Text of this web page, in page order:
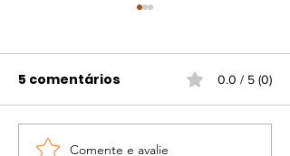
5 comentários 0.0 / 5 (0)
Comente e avalie